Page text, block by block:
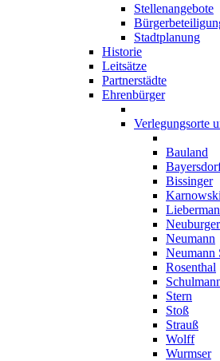
Stellenangebote
Stadtplanung
Historie
Leitsätze
Partnerstädte
Ehrenbürger
Verlegungsorte
Bauland
Bissinger
Karnowski
Neuburger
Neumann
Neumann
Rosenthal
Stern
Stoß
Strauß
Wolff
Wurmser